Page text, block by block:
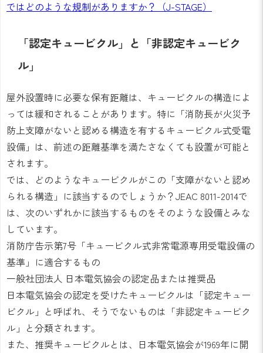
ではどのような規制がありますか？（J-STAGE）
「認定キュービクル」と「非認定キュービク
ル」
屋外設置時に必要な保有距離は、キュービクルの構造によ
っては緩和されることがあります。特に「消防長が火災予
防上支障がないと認める構造を有するキュービクル式受電
設備」は、前述の距離基準を満たさなくても設置が可能と
されます。
では、どのようなキュービクルがこの「支障がないと認め
られる構造」に該当するのでしょうか？JEAC 8011-2014で
は、次のいずれかに該当するものをそのような設備とみな
しています。
消防庁告示第7号「キュービクル式非常電源専用受電設備の
基準」に適合するもの
一般社団法人 日本電気協会の認定品または推奨品
日本電気協会の認定を受けたキュービクルは「認定キュー
ビクル」と呼ばれ、そうでないものは「非認定キュービク
ル」と分類されます。
また、推奨キュービクルとは、日本電気協会が1969年に開